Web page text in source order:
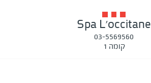
Spa L'occitane
03-5569560
קומה 1